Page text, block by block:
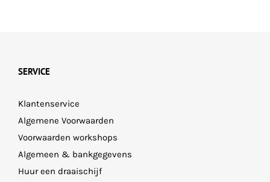
SERVICE
Klantenservice
Algemene Voorwaarden
Voorwaarden workshops
Algemeen & bankgegevens
Huur een draaischijf